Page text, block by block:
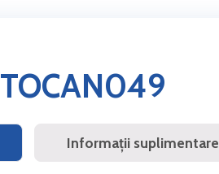
TOCAN049
Informații suplimentare